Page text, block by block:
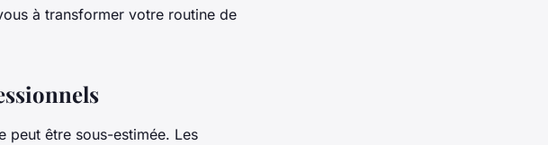
à transformer votre routine de
peut être sous-estimée. Les